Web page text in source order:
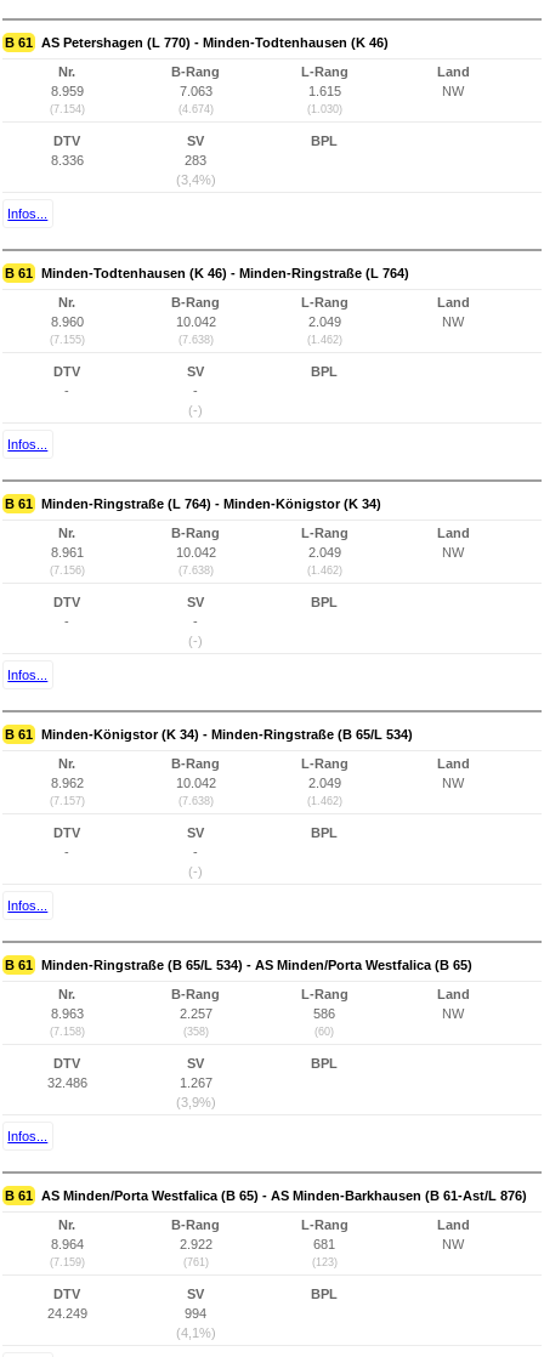
B 61 AS Petershagen (L 770) - Minden-Todtenhausen (K 46)
Nr.
8.959
(7.154)
B-Rang
7.063
(4.674)
L-Rang
1.615
(1.030)
Land
NW
DTV
8.336
SV
283
(3,4%)
BPL
Infos...
B 61 Minden-Todtenhausen (K 46) - Minden-Ringstraße (L 764)
Nr.
8.960
(7.155)
B-Rang
10.042
(7.638)
L-Rang
2.049
(1.462)
Land
NW
DTV
-
SV
-
(-)
BPL
Infos...
B 61 Minden-Ringstraße (L 764) - Minden-Königstor (K 34)
Nr.
8.961
(7.156)
B-Rang
10.042
(7.638)
L-Rang
2.049
(1.462)
Land
NW
DTV
-
SV
-
(-)
BPL
Infos...
B 61 Minden-Königstor (K 34) - Minden-Ringstraße (B 65/L 534)
Nr.
8.962
(7.157)
B-Rang
10.042
(7.638)
L-Rang
2.049
(1.462)
Land
NW
DTV
-
SV
-
(-)
BPL
Infos...
B 61 Minden-Ringstraße (B 65/L 534) - AS Minden/Porta Westfalica (B 65)
Nr.
8.963
(7.158)
B-Rang
2.257
(358)
L-Rang
586
(60)
Land
NW
DTV
32.486
SV
1.267
(3,9%)
BPL
Infos...
B 61 AS Minden/Porta Westfalica (B 65) - AS Minden-Barkhausen (B 61-Ast/L 876)
Nr.
8.964
(7.159)
B-Rang
2.922
(761)
L-Rang
681
(123)
Land
NW
DTV
24.249
SV
994
(4,1%)
BPL